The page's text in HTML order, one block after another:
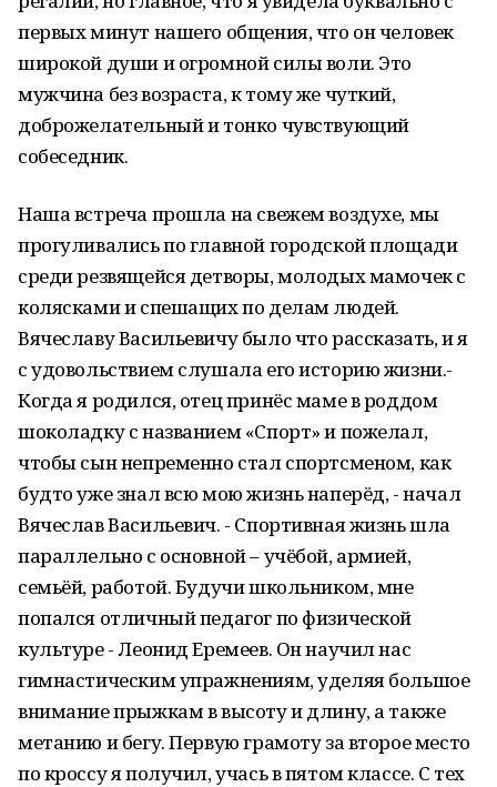
первых минут нашего общения, что он человек
широкой души и огромной силы воли. Это
мужчина без возраста, к тому же чуткий,
доброжелательный и тонко чувствующий
собеседник.
Наша встреча прошла на свежем воздухе, мы
прогуливались по главной городской площади
среди резвящейся детворы, молодых мамочек с
колясками и спешащих по делам людей.
Вячеславу Васильевичу было что рассказать, и я
с удовольствием слушала его историю жизни.-
Когда я родился, отец принёс маме в роддом
шоколадку с названием «Спорт» и пожелал,
чтобы сын непременно стал спортсменом, как
будто уже знал всю мою жизнь наперёд, - начал
Вячеслав Васильевич. - Спортивная жизнь шла
параллельно с основной – учёбой, армией,
семьёй, работой. Будучи школьником, мне
попался отличный педагог по физической
культуре - Леонид Еремеев. Он научил нас
гимнастическим упражнениям, уделяя большое
внимание прыжкам в высоту и длину, а также
метанию и бегу. Первую грамоту за второе место
по кроссу я получил, учась в пятом классе. С тех